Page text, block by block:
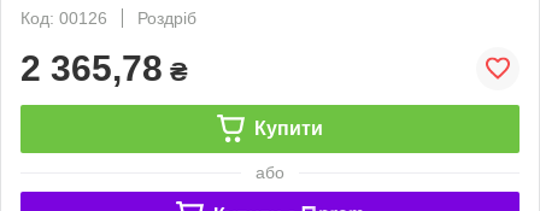
Код: 00126
Роздріб
2 365,78 ₴
Купити
або